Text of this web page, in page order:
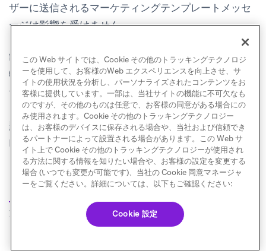
ザーに送信されるマーケティングテンプレートメッセ
ージは影響を受けません。
制限によりマーケティングテンプレートメッセージが
特定のユーザーに配信されない場合、Cloud APIはエラ
ーコード131026を返します。ただし、これらのエラー
コードはメッセージの未配信につながるさまざまな問
題をカバーしており、プライバシー上の理由から、
Metaは制限によりメッセージが配信されなかったかど
うかを開示しません。未配信の理由の説明と根本原因
を特定するためにできることについては、Cloud APIの
ださい。
この Web サイトでは、Cookie その他のトラッキングテクノロジ
ーを使用して、お客様のWeb エクスペリエンスを向上させ、サ
イトの使用状況を分析し、パーソナライズされたコンテンツをお
客様に提供しています。一部は、当社サイトの機能に不可欠なも
のですが、その他のものは任意で、お客様の同意がある場合にの
み使用されます。Cookie その他のトラッキングテクノロジー
は、お客様のデバイスに保存される場合や、当社および信頼でき
るパートナーによって設置される場合があります。この Web サ
イト上で Cookie その他のトラッキングテクノロジーが使用され
る方法に関する情報を知りたい場合や、お客様の設定を変更する
場合 (いつでも変更が可能です)、当社の Cookie 同意マネージャ
ーをご覧ください。詳細については、以下もご確認ください:
Cookie 設定